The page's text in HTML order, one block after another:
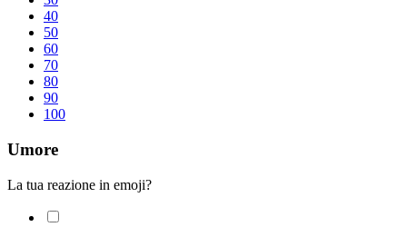
40
50
60
70
80
90
100
Umore
La tua reazione in emoji?